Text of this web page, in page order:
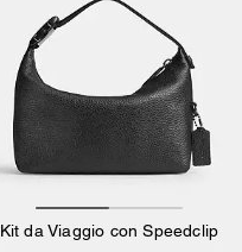
Kit da Viaggio con Speedclip